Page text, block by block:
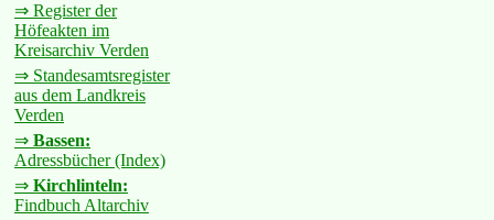
⇒ Register der
Höfeakten im
Kreisarchiv Verden
⇒ Standesamtsregister
aus dem Landkreis
Verden
⇒ Bassen:
Adressbücher (Index)
⇒ Kirchlinteln:
Findbuch Altarchiv